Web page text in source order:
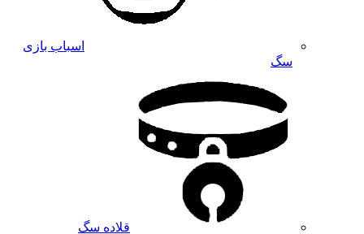
اسباب بازی
سگ
قلاده سگ